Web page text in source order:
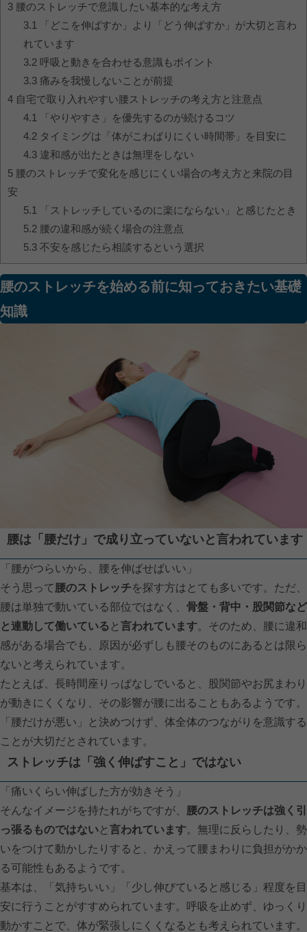
3 腰のストレッチで意識したい基本的な考え方
3.1
「どこを伸ばすか」より「どう伸ばすか」が大切と言わ
れています
3.2呼吸と動きを合わせる意識もポイント
3.3痛みを我慢しないことが前提
4 自宅で取り入れやすい腰ストレッチの考え方と注意点
4.1
「やりやすさ」を優先するのが続けるコツ
4.2タイミングは「体がこわばりにくい時間帯」を目安に
4.3違和感が出たときは無理をしない
5 腰のストレッチで変化を感じにくい場合の考え方と来院の目
安
5.1
「ストレッチしているのに楽にならない」と感じたとき
5.2腰の違和感が続く場合の注意点
5.3不安を感じたら相談するという選択
腰のストレッチを始める前に知っておきたい基礎
知識
腰は「腰だけ」で成り立っていないと言われています
「腰がつらいから、腰を伸ばせばいい」
そう思って 腰のストレッチを探す方はとても多いです。ただ、
腰は単独で動いている部位ではなく、 骨盤・背中・股関節など
と連動して働いている と 言われています。そのため、腰に違和
感がある場合でも、原因が必ずしも腰そのものにあるとは限ら
ないと考えられています。
たとえば、長時間座りっぱなしでいると、股関節やお尻まわり
が動きにくくなり、その影響が腰に出ることもあるようです。
「腰だけが悪い」と決めつけず、体全体のつながりを意識する
ことが大切だとされています。
ストレッチは「強く伸ばすこと」ではない
「痛いくらい伸ばした方が効きそう」
そんなイメージを持たれがちですが、
腰のストレッチは強く引
っ張るものではないと 言われています。無理に反らしたり、勢
いをつけて動かしたりすると、かえって腰まわりに負担がかか
る可能性もあるようです。
基本は、「気持ちいい」「少し伸びていると感じる」程度を目
安に行うことがすすめられています。呼吸を止めず、ゆっくり
動かすことで、体が緊張しにくくなるとも考えられています。